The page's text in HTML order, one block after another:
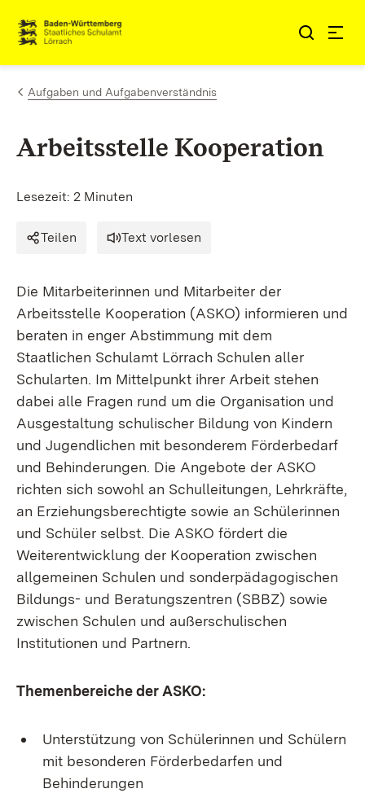
Zum Inhalt springen
Link zur Startseite
Aufgaben und Aufgabenverständnis
Arbeitsstelle Kooperation
Lesezeit: 2 Minuten
Teilen Text vorlesen
Die Mitarbeiterinnen und Mitarbeiter der
Arbeitsstelle Kooperation (ASKO) informieren und
beraten in enger Abstimmung mit dem
Staatlichen Schulamt Lörrach Schulen aller
Schularten. Im Mittelpunkt ihrer Arbeit stehen
dabei alle Fragen rund um die Organisation und
Ausgestaltung schulischer Bildung von Kindern
und Jugendlichen mit besonderem Förderbedarf
und Behinderungen. Die Angebote der ASKO
richten sich sowohl an Schulleitungen, Lehrkräfte,
an Erziehungsberechtigte sowie an Schülerinnen
und Schüler selbst. Die ASKO fördert die
Weiterentwicklung der Kooperation zwischen
allgemeinen Schulen und sonderpädagogischen
Bildungs- und Beratungszentren (SBBZ) sowie
zwischen Schulen und außerschulischen
Institutionen und Partnern.
Themenbereiche der ASKO:
Unterstützung von Schülerinnen und Schülern
mit besonderen Förderbedarfen und
Behinderungen